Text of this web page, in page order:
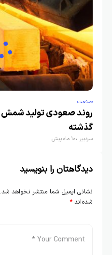
صنعت
گذشته
سردبیر 10 ماه پیش
دیدگاهتان را بنویسید
نشانی ایمیل شما منتشر نخواهد شد.
شده‌اند *